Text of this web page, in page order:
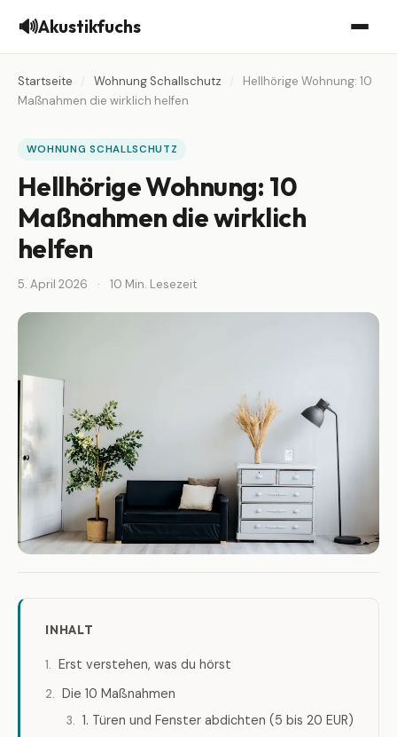
🔊Akustikfuchs
Startseite Wohnung Schallschutz
Hellhörige Wohnung: 10
Maßnahmen die wirklich helfen
WOHNUNG SCHALLSCHUTZ
Hellhörige Wohnung: 10
Maßnahmen die wirklich
helfen
5. April 2026 · 10 Min. Lesezeit
INHALT
Erst verstehen, was du hörst
Die 10 Maßnahmen
1. Türen und Fenster abdichten (5 bis 20 EUR)